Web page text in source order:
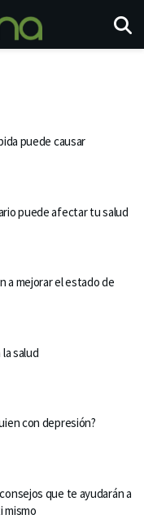
puede causar
puede afectar tu salud
a mejorar el estado de
salud
con depresión?
que te ayudarán a
mismo